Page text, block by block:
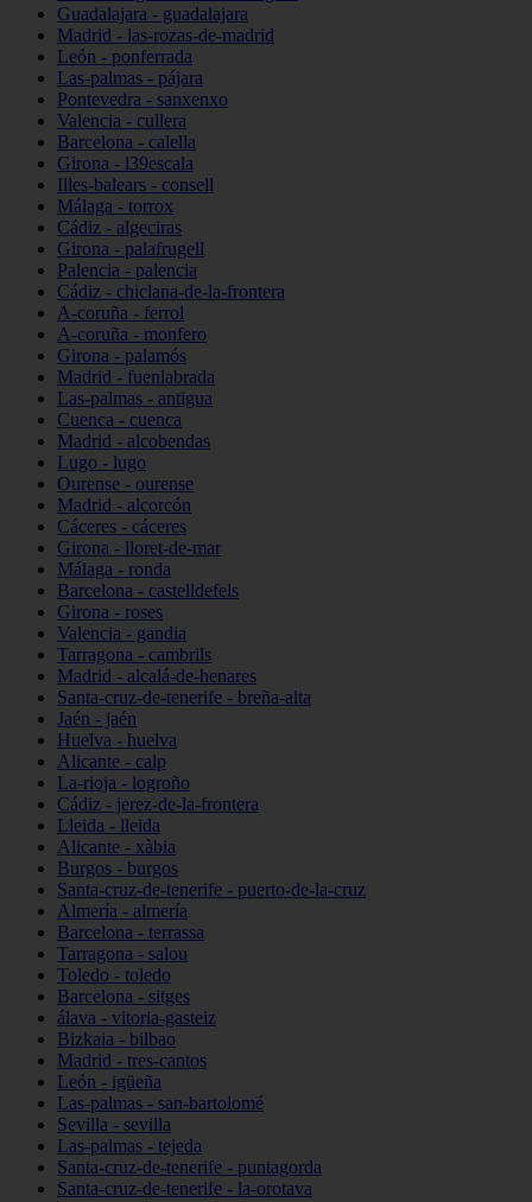
Guadalajara - guadalajara
Madrid - las-rozas-de-madrid
León - ponferrada
Las-palmas - pájara
Pontevedra - sanxenxo
Valencia - cullera
Barcelona - calella
Girona - l39escala
Illes-balears - consell
Málaga - torrox
Cádiz - algeciras
Girona - palafrugell
Palencia - palencia
Cádiz - chiclana-de-la-frontera
A-coruña - ferrol
A-coruña - monfero
Girona - palamós
Madrid - fuenlabrada
Las-palmas - antigua
Cuenca - cuenca
Madrid - alcobendas
Lugo - lugo
Ourense - ourense
Madrid - alcorcón
Cáceres - cáceres
Girona - lloret-de-mar
Málaga - ronda
Barcelona - castelldefels
Girona - roses
Valencia - gandia
Tarragona - cambrils
Madrid - alcalá-de-henares
Santa-cruz-de-tenerife - breña-alta
Jaén - jaén
Huelva - huelva
Alicante - calp
La-rioja - logroño
Cádiz - jerez-de-la-frontera
Lleida - lleida
Alicante - xàbia
Burgos - burgos
Santa-cruz-de-tenerife - puerto-de-la-cruz
Almería - almería
Barcelona - terrassa
Tarragona - salou
Toledo - toledo
Barcelona - sitges
álava - vitoria-gasteiz
Bizkaia - bilbao
Madrid - tres-cantos
León - igüeña
Las-palmas - san-bartolomé
Sevilla - sevilla
Las-palmas - tejeda
Santa-cruz-de-tenerife - puntagorda
Santa-cruz-de-tenerife - la-orotava